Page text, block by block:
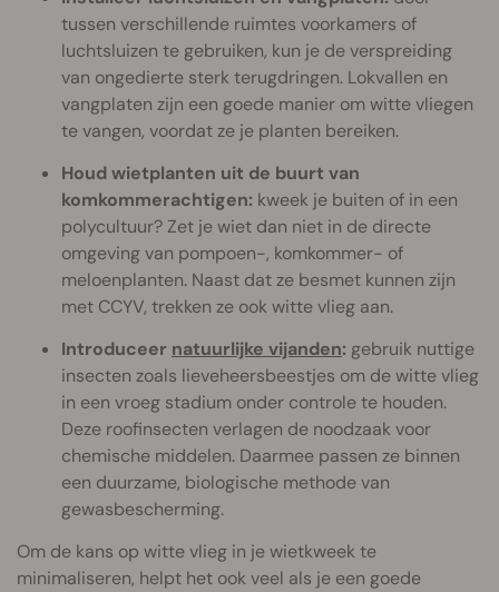
tussen verschillende ruimtes voorkamers of
luchtsluizen te gebruiken, kun je de verspreiding
van ongedierte sterk terugdringen. Lokvallen en
vangplaten zijn een goede manier om witte vliegen
te vangen, voordat ze je planten bereiken.
Houd wietplanten uit de buurt van
komkommerachtigen: kweek je buiten of in een
polycultuur? Zet je wiet dan niet in de directe
omgeving van pompoen-, komkommer- of
meloenplanten. Naast dat ze besmet kunnen zijn
met CCYV, trekken ze ook witte vlieg aan.
Introduceer natuurlijke vijanden: gebruik nuttige
insecten zoals lieveheersbeestjes om de witte vlieg
in een vroeg stadium onder controle te houden.
Deze roofinsecten verlagen de noodzaak voor
chemische middelen. Daarmee passen ze binnen
een duurzame, biologische methode van
gewasbescherming.
Om de kans op witte vlieg in je wietkweek te
minimaliseren, helpt het ook veel als je een goede